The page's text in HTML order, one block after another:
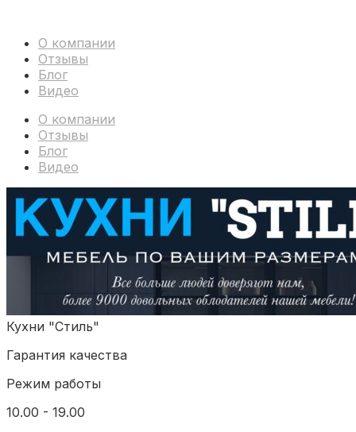
О компании
Отзывы
Блог
Видео
О компании
Отзывы
Блог
Видео
Кухни "Стиль"
Гарантия качества
Режим работы
10.00 - 19.00